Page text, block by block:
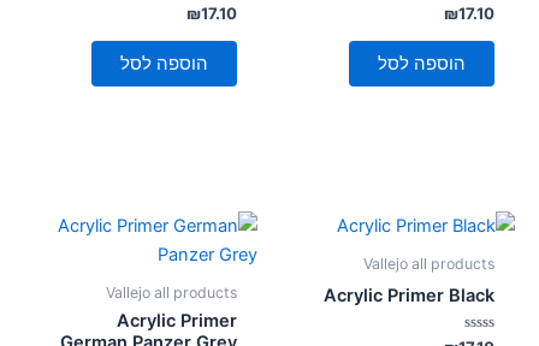
דורג
0
מתוך
₪17.10
הוספה לסל
דורג
0
מתוך
₪17.10
הוספה לסל
Vallejo all products
Acrylic Primer Black
Vallejo all products
Acrylic Primer